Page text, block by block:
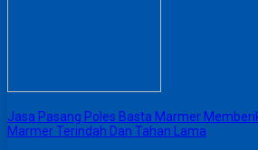
Jasa Pasang Poles Basta Marmer
Marmer Terindah Dan Tahan Lama